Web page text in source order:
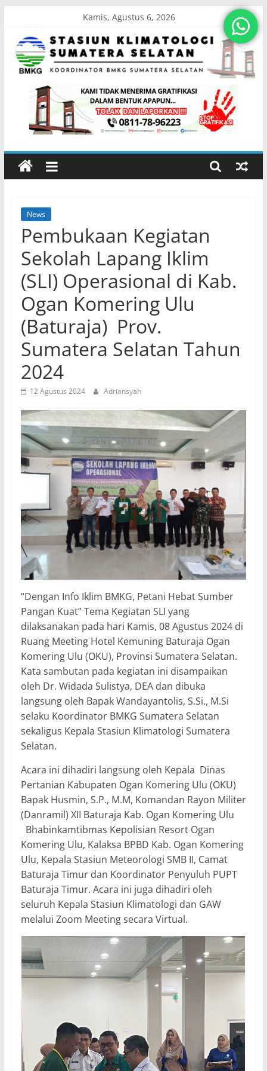
content
Kamis, Agustus 6, 2026
Stasiun
Klimatologi
Sumatera
Koordinator
BMKG
Sumatera
Selatan
News
Pembukaan Kegiatan
Sekolah Lapang Iklim
(SLI) Operasional di Kab.
Ogan Komering Ulu
(Baturaja) Prov.
Sumatera Selatan Tahun
2024
12 Agustus 2024 Adriansyah
“Dengan Info Iklim BMKG, Petani Hebat Sumber
Pangan Kuat” Tema Kegiatan SLI yang
dilaksanakan pada hari Kamis, 08 Agustus 2024 di
Ruang Meeting Hotel Kemuning Baturaja Ogan
Komering Ulu (OKU), Provinsi Sumatera Selatan.
Kata sambutan pada kegiatan ini disampaikan
oleh Dr. Widada Sulistya, DEA dan dibuka
langsung oleh Bapak Wandayantolis, S.Si., M.Si
selaku Koordinator BMKG Sumatera Selatan
sekaligus Kepala Stasiun Klimatologi Sumatera
Selatan.
Acara ini dihadiri langsung oleh Kepala Dinas
Pertanian Kabupaten Ogan Komering Ulu (OKU)
Bapak Husmin, S.P., M.M, Komandan Rayon Militer
(Danramil) XII Baturaja Kab. Ogan Komering Ulu
Bhabinkamtibmas Kepolisian Resort Ogan
Komering Ulu, Kalaksa BPBD Kab. Ogan Komering
Ulu, Kepala Stasiun Meteorologi SMB II, Camat
Baturaja Timur dan Koordinator Penyuluh PUPT
Baturaja Timur. Acara ini juga dihadiri oleh
seluruh Kepala Stasiun Klimatologi dan GAW
melalui Zoom Meeting secara Virtual.